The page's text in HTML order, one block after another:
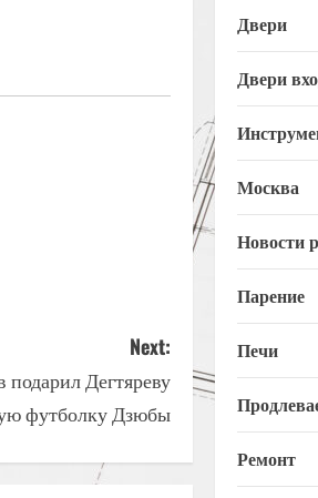
Next:
Дегтяреву
футболку Дзюбы
Двери
Двери
Москва
Новости
Парение
Печи
Ремонт